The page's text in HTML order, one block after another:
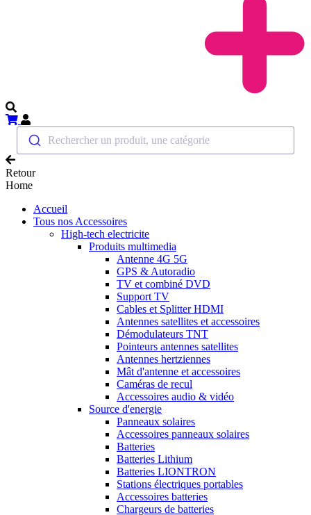
Rechercher un produit, une catégorie
Retour
Home
Accueil
Tous nos Accessoires
High-tech electricite
Produits multimedia
Antenne 4G 5G
GPS & Autoradio
TV et combiné DVD
Support TV
Cables et Splitter HDMI
Antennes satellites et accessoires
Démodulateurs TNT
Pointeurs antennes satellites
Antennes hertziennes
Mât d'antenne et accessoires
Caméras de recul
Accessoires audio & vidéo
Source d'energie
Panneaux solaires
Accessoires panneaux solaires
Batteries
Batteries Lithium
Batteries LIONTRON
Stations électriques portables
Accessoires batteries
Chargeurs de batteries